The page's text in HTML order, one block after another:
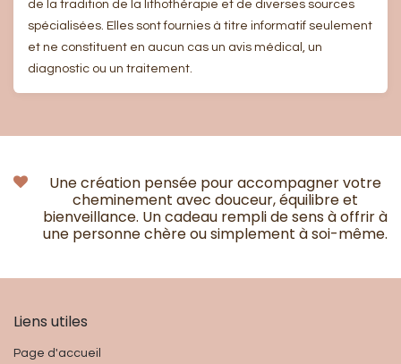
de la tradition de la lithothérapie et de diverses sources
spécialisées. Elles sont fournies à titre informatif seulement
et ne constituent en aucun cas un avis médical, un
diagnostic ou un traitement.
Une création pensée pour accompagner votre
cheminement avec douceur, équilibre et
bienveillance. Un cadeau rempli de sens à offrir à
une personne chère ou simplement à soi-même.
Liens utiles
Page d'accueil